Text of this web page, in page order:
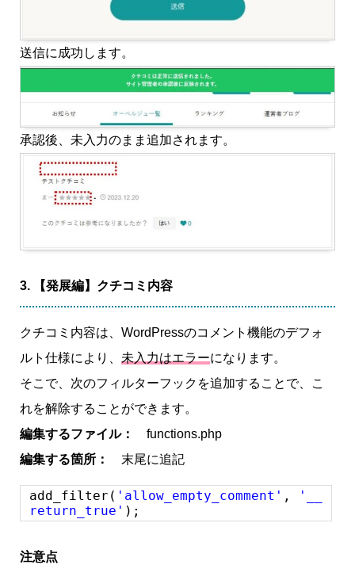
送信に成功します。
承認後、未入力のまま追加されます。
3. 【発展編】クチコミ内容
クチコミ内容は、WordPressのコメント機能のデフォ
ルト仕様により、 未入力はエラーになります。
そこで、次のフィルターフックを追加することで、こ
れを解除することができます。
編集するファイル：
functions.php
編集する箇所：
末尾に追記
add_filter( 'allow_empty_comment' ,
'__
return_true' );
注意点